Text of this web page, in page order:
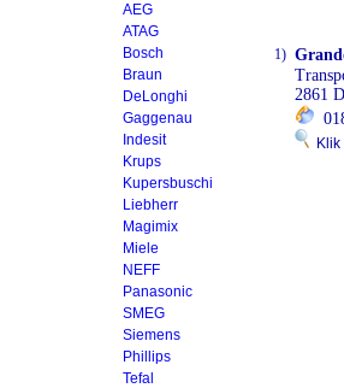
AEG
ATAG
Bosch
Braun
DeLonghi
Gaggenau
Indesit
Krups
Kupersbuschi
Liebherr
Magimix
Miele
NEFF
Panasonic
SMEG
Siemens
Phillips
Tefal
1)
2861